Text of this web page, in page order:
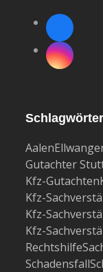
Facebook
Schlagwörter
Aalen
Gutachter
Kfz-Gutachten
Kfz-
Kfz-
Kfz-
Rechtshilfe
Schadensfall